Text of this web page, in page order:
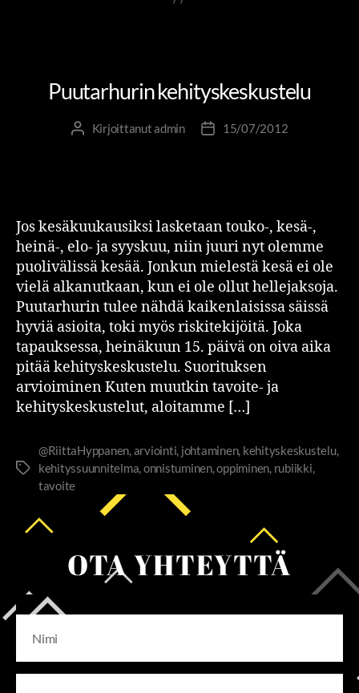
Puutarhurin kehityskeskustelu
Kirjoittanutadmin 15/07/2012
Jos kesäkuukausiksi lasketaan touko-, kesä-,
heinä-, elo- ja syyskuu, niin juuri nyt olemme
puolivälissä kesää. Jonkun mielestä kesä ei ole
vielä alkanutkaan, kun ei ole ollut hellejaksoja.
Puutarhurin tulee nähdä kaikenlaisissa säissä
hyviä asioita, toki myös riskitekijöitä. Joka
tapauksessa, heinäkuun 15. päivä on oiva aika
pitää kehityskeskustelu. Suorituksen
arvioiminen Kuten muutkin tavoite- ja
kehityskeskustelut, aloitamme […]
@RiittaHyppanen,arviointi, johtaminen, kehityskeskustelu,
kehityssuunnitelma,onnistuminen,oppiminen, rubiikki,
tavoite
OTA YHTEYTTÄ